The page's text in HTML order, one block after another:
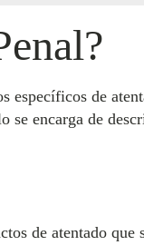
específicos de
se encarga de
de atentado que